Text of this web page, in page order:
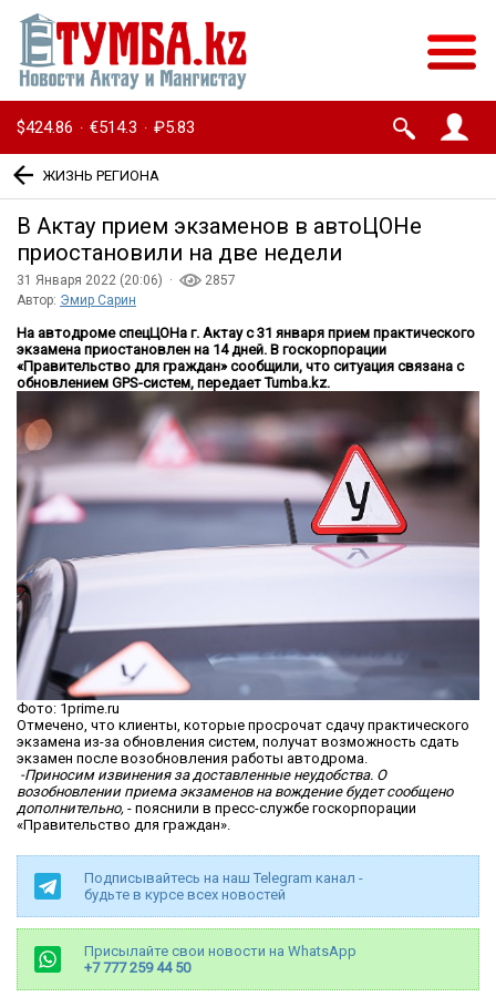
$424.86 · €514.3 · ₽5.83
ЖИЗНЬ РЕГИОНА
В Актау прием экзаменов в автоЦОНе
приостановили на две недели
31 Января 2022 (20:06) ·
2857
Автор: Эмир Сарин
На автодроме спецЦОНа г. Актау с 31 января прием практического
экзамена приостановлен на 14 дней. В госкорпорации
«Правительство для граждан» сообщили, что ситуация связана с
обновлением GPS-систем, передает Tumba.kz.
Фото: 1prime.ru
Отмечено, что клиенты, которые просрочат сдачу практического
экзамена из-за обновления систем, получат возможность сдать
экзамен после возобновления работы автодрома.
-Приносим извинения за доставленные неудобства. О
возобновлении приема экзаменов на вождение будет сообщено
дополнительно, - пояснили в пресс-службе госкорпорации
«Правительство для граждан».
Подписывайтесь на наш Telegram канал -
будьте в курсе всех новостей
Присылайте свои новости на WhatsApp
+7 777 259 44 50